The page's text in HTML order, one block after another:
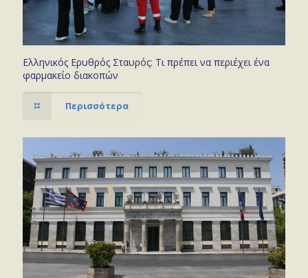
Ελληνικός Ερυθρός Σταυρός: Τι πρέπει να περιέχει ένα
φαρμακείο διακοπών
Περισσότερα